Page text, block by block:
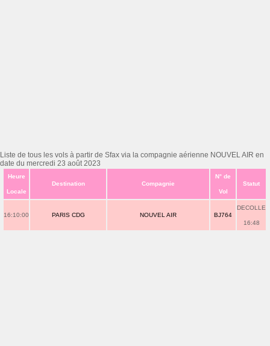
Liste de tous les vols à partir de Sfax via la compagnie aérienne NOUVEL AIR en
date du mercredi 23 août 2023
Heure
Locale
Destination Compagnie
N° de
Vol
Statut
16:10:00 PARIS CDG NOUVEL AIR BJ764
DECOLLE
16:48